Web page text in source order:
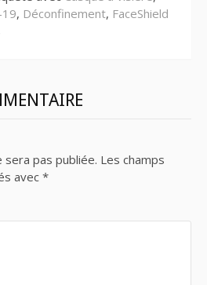
19, Déconfinement, FaceShield
pas publiée. Les champs
avec *